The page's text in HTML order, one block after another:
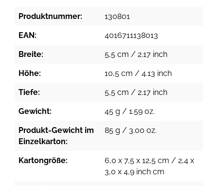
Produktnummer: 130801
EAN: 4016711138013
Breite: 5,5 cm / 2.17 inch
Höhe: 10,5 cm / 4.13 inch
Tiefe: 5,5 cm / 2.17 inch
Gewicht: 45 g / 1.59 oz.
Produkt-Gewicht im
Einzelkarton:
85 g / 3.00 oz.
Kartongröße:
6,0 x 7,5 x 12,5 cm / 2,4 x
3,0 x 4,9 inch cm